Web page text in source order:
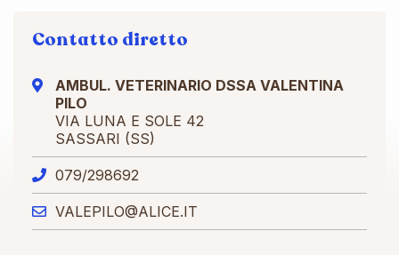
Contatto diretto
AMBUL. VETERINARIO DSSA VALENTINA
PILO
VIA LUNA E SOLE 42
SASSARI (SS)
079/298692
VALEPILO@ALICE.IT